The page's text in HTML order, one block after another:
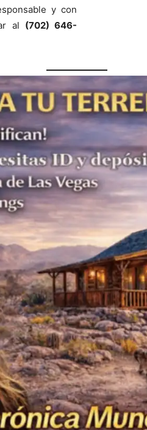
y con
al (702) 646-